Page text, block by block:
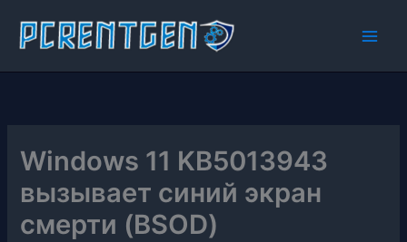
содержимому
Windows 11 KB5013943
вызывает синий экран
смерти (BSOD)